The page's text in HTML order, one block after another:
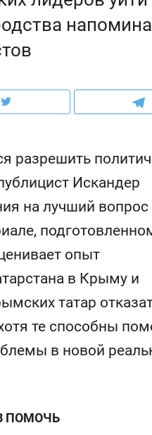
разрешить
Искандер
на лучший вопрос
опыт
в Крыму и
татар
те способны
в новой
ПОМОЧЬ
росте цен, дотошных
и чудных запросах мастеров
считает
с
для